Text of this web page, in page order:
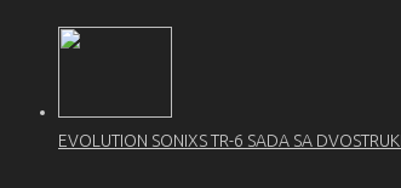
EVOLUTION SONIXS TR-6 SADA SA